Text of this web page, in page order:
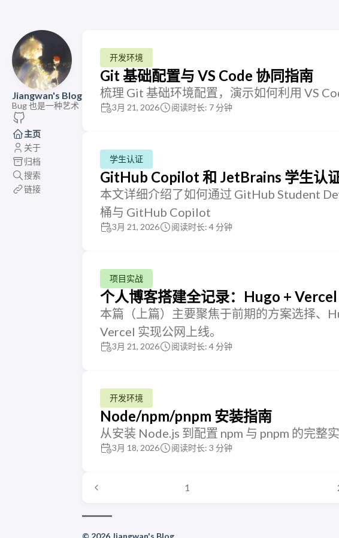
Jiangwan's Blog
Bug 也是一种艺术
主页
关于
归档
搜索
链接
开发环境
Git 基础配置与 VS Code 协同指南
梳理 Git 基础环境配置，演示如何利用 VS
3月 21, 2026 阅读时长: 7 分钟
学生认证
GitHub Copilot 和 JetBrains 学生认
本文详细介绍了如何通过 GitHub Student
桶与 GitHub Copilot
3月 21, 2026 阅读时长: 4 分钟
项目实战
个人博客搭建全记录：Hugo + Vercel
本篇（上篇）主要聚焦于前期的方案选择、
Vercel 实现公网上线。
3月 21, 2026 阅读时长: 4 分钟
开发环境
Node/npm/pnpm 安装指南
从安装 Node.js 到配置 npm 与 pnpm 的完整
3月 18, 2026 阅读时长: 3 分钟
1
© 2026 Jiangwan's Blog